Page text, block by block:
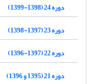
دوره 24 (1398-1399)
دوره 23 (1397-1398)
دوره 22 (1397-1396)
دوره 21 (1395 و 1396)